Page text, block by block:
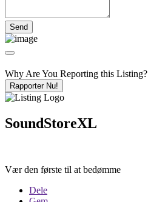
Why Are You Reporting this Listing?
Rapporter Nu!
SoundStoreXL
Vær den første til at bedømme
Dele